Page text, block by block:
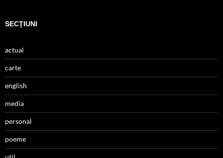
SECŢIUNI
actual
carte
english
media
personal
poeme